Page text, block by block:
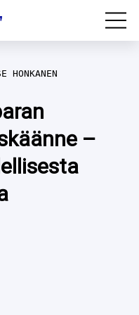
HONKANEN
–